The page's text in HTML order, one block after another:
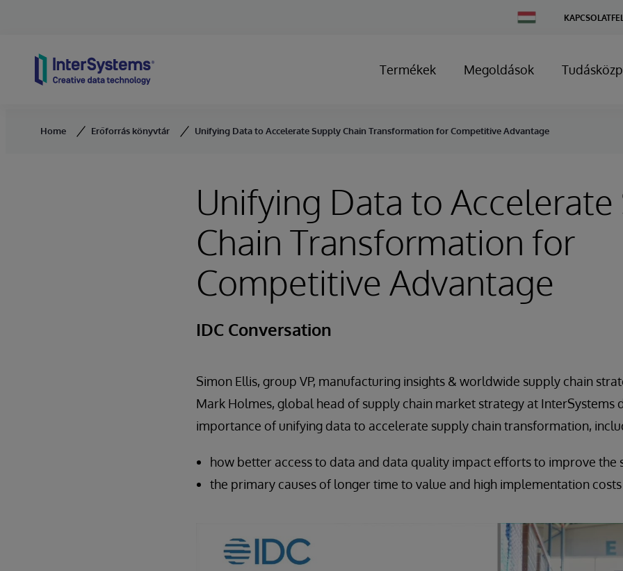
Change
Country
Termékek Megoldások
Home Erőforrás könyvtár Unifying Data to Accelerate Supply Chain Transformation for Competitive Advantage
Unifying Data to
Chain Transformation for
Competitive Advantage
IDC Conversation
Simon Ellis, group VP, manufacturing insights & worldwide supply chain
Mark Holmes, global head of supply chain market strategy at InterSystems
importance of unifying data to accelerate supply chain transformation,
how better access to data and data quality impact efforts to improve the
the primary causes of longer time to value and high implementation costs